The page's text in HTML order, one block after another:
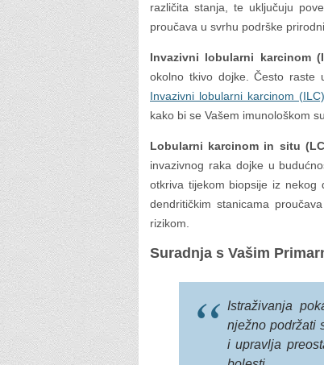
različita stanja, te uključuju
proučava u svrhu podrške
Invazivni lobularni karcinom
okolno tkivo dojke. Često raste
Invazivni lobularni karcinom (ILC)
kako bi se Vašem imunološkom
Lobularni karcinom in situ
invazivnog raka dojke u
otkriva tijekom biopsije iz nekog
dendritičkim stanicama
rizikom.
Suradnja s Vašim
Istraživanja
nježno podržati
i upravlja